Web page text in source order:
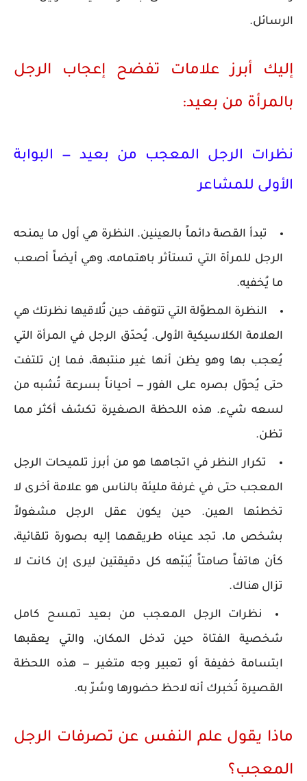
الرسائل.
إليك أبرز علامات تفضح إعجاب الرجل
بالمرأة من بعيد:
نظرات الرجل المعجب من بعيد — البوابة
الأولى للمشاعر
تبدأ القصة دائماً بالعينين. النظرة هي أول ما يمنحه
الرجل للمرأة التي تستأثر باهتمامه، وهي أيضاً أصعب
ما يُخفيه.
النظرة المطوّلة التي تتوقف حين تُلاقيها نظرتك هي
العلامة الكلاسيكية الأولى. يُحدّق الرجل في المرأة التي
يُعجب بها وهو يظن أنها غير منتبهة، فما إن تلتفت
حتى يُحوّل بصره على الفور — أحياناً بسرعة تُشبه من
لسعه شيء. هذه اللحظة الصغيرة تكشف أكثر مما
تظن.
تكرار النظر في اتجاهها هو من أبرز تلميحات الرجل
المعجب حتى في غرفة مليئة بالناس هو علامة أخرى لا
تخطئها العين. حين يكون عقل الرجل مشغولاً
بشخص ما، تجد عيناه طريقهما إليه بصورة تلقائية،
كأن هاتفاً صامتاً يُنبّهه كل دقيقتين ليرى إن كانت لا
تزال هناك.
نظرات الرجل المعجب من بعيد تمسح كامل
شخصية الفتاة حين تدخل المكان، والتي يعقبها
ابتسامة خفيفة أو تعبير وجه متغير — هذه اللحظة
القصيرة تُخبرك أنه لاحظ حضورها وسُرّ به.
ماذا يقول علم النفس عن تصرفات الرجل
المعجب؟